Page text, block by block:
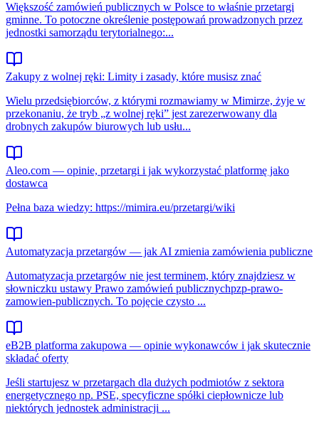
Większość zamówień publicznych w Polsce to właśnie przetargi
gminne. To potoczne określenie postępowań prowadzonych przez
jednostki samorządu terytorialnego:...
Zakupy z wolnej ręki: Limity i zasady, które musisz znać
Wielu przedsiębiorców, z którymi rozmawiamy w Mimirze, żyje w
przekonaniu, że tryb „z wolnej ręki” jest zarezerwowany dla
drobnych zakupów biurowych lub usłu...
Aleo.com — opinie, przetargi i jak wykorzystać platformę jako
dostawca
Pełna baza wiedzy: https://mimira.eu/przetargi/wiki
Automatyzacja przetargów — jak AI zmienia zamówienia publiczne
Automatyzacja przetargów nie jest terminem, który znajdziesz w
słowniczku ustawy Prawo zamówień publicznychpzp-prawo-
zamowien-publicznych. To pojęcie czysto ...
eB2B platforma zakupowa — opinie wykonawców i jak skutecznie
składać oferty
Jeśli startujesz w przetargach dla dużych podmiotów z sektora
energetycznego np. PSE, specyficzne spółki ciepłownicze lub
niektórych jednostek administracji ...